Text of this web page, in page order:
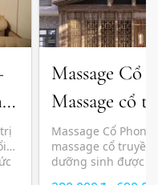
Massage Cổ
Massage cổ
đầu dưỡng
Massage Cổ
massage cổ truyền
dưỡng sinh được